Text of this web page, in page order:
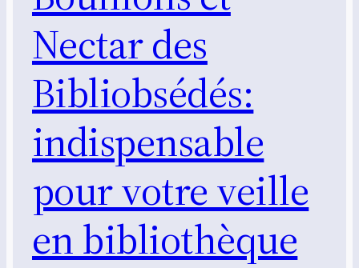
Nectar des
Bibliobsédés:
indispensable
pour votre veille
en bibliothèque